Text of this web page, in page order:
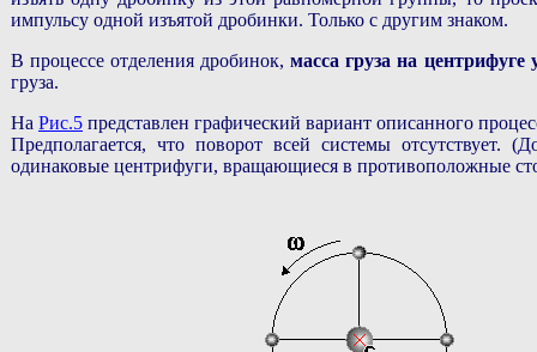
импульсу одной изъятой дробинки. Только с другим знаком.
В процессе отделения дробинок,масса груза на центрифуге
груза.
На Рис.5 представлен графический вариант описанного
Предполагается, что поворот всей системы отсутствует.
одинаковые центрифуги, вращающиеся в противоположные